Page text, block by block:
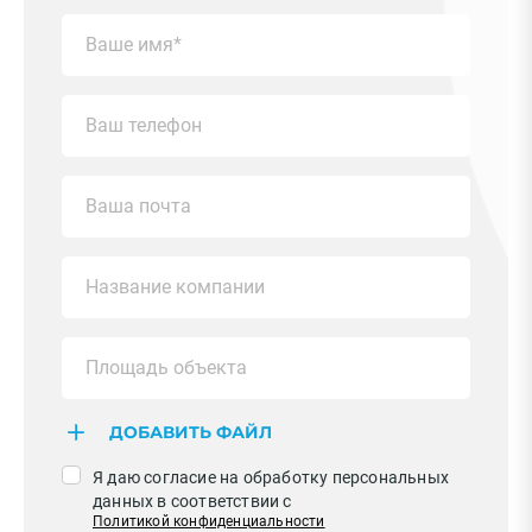
ДОБАВИТЬ ФАЙЛ
Я даю согласие на обработку персональных
данных в соответствии с
Политикой конфиденциальности